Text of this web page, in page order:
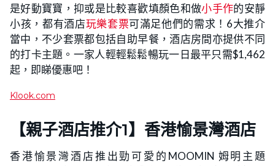
是好動寶寶，抑或是比較喜歡填顏色和做小手作的安靜
小孩，都有酒店玩樂套票可滿足他們的需求！6大推介
當中，不少套票都包括自助早餐，酒店房間亦提供不同
的打卡主題。一家人輕輕鬆鬆暢玩一日最平只需$1,462
起，即睇優惠吧！
Klook.com
【親子酒店推介1】香港愉景灣酒店
香港愉景灣酒店推出勁可愛的MOOMIN 姆明主題